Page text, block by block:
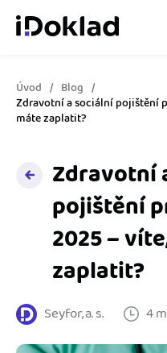
Vlastnosti
Správa kontaktů
Hlídání cashflow
Spolupráce s účetní
Vzdělání
Nápověda
Jak začít s iDokladem
Jak začít podnikat
Šablony faktur
Šablona pro plátce DPH
Šablona pro neplátce
Úvod
Blog
Zdravotní a sociální pojištění
máte zaplatit?
Zdravotní
pojištění
2025 –
zaplatit?
Seyfor, a. s. 4